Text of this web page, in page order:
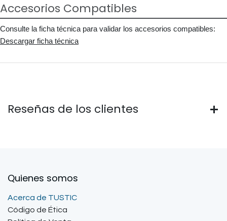
Accesorios Compatibles
Consulte la ficha técnica para validar los accesorios compatibles:
Descargar ficha técnica
Reseñas de los clientes
Quienes somos
Acerca de TUSTIC
Código de Ética